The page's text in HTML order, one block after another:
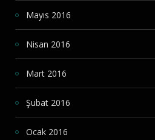
Mayıs 2016
Nisan 2016
Mart 2016
Şubat 2016
Ocak 2016